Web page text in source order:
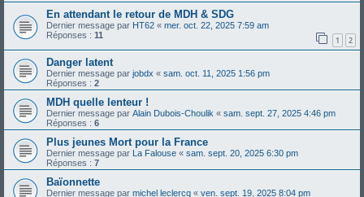
En attendant le retour de MDH & SDG
Dernier message par HT62 « mer. oct. 22, 2025 7:59 am
Réponses : 11 1 2
Danger latent
Dernier message par jobdx « sam. oct. 11, 2025 1:56 pm
Réponses : 2
MDH quelle lenteur !
Dernier message par Alain Dubois-Choulik « sam. sept. 27, 2025 4:46 pm
Réponses : 6
Plus jeunes Mort pour la France
Dernier message par La Falouse « sam. sept. 20, 2025 6:30 pm
Réponses : 7
Baïonnette
Dernier message par michel leclercq « ven. sept. 19, 2025 8:04 pm